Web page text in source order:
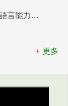
臺灣台語語言能力認證網站
更多